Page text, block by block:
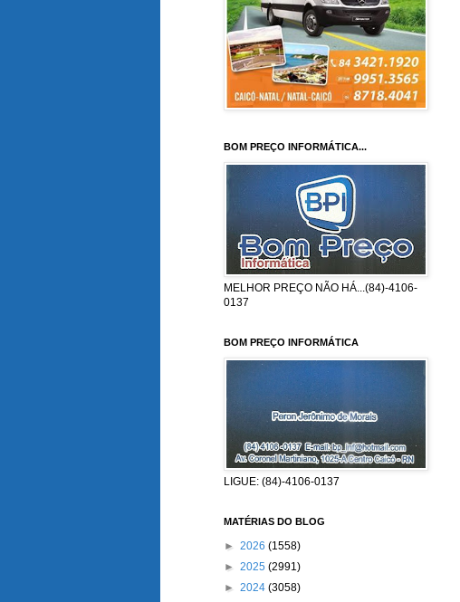
BOM PREÇO INFORMÁTICA...
MELHOR PREÇO NÃO HÁ...(84)-4106-
0137
BOM PREÇO INFORMÁTICA
LIGUE: (84)-4106-0137
MATÉRIAS DO BLOG
► 2026 (1558)
► 2025 (2991)
► 2024 (3058)